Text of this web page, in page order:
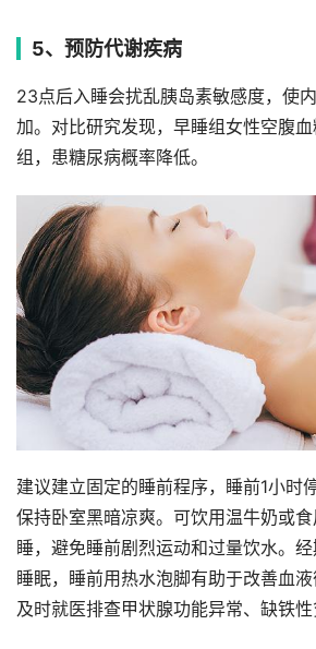
5、预防代谢疾病
23点后入睡会扰乱胰岛素敏感度，使
加。对比研究发现，早睡组女性空腹
组，患糖尿病概率降低。
建议建立固定的睡前程序，睡前1小时
保持卧室黑暗凉爽。可饮用温牛奶或
睡，避免睡前剧烈运动和过量饮水。
睡眠，睡前用热水泡脚有助于改善血
及时就医排查甲状腺功能异常、缺铁性